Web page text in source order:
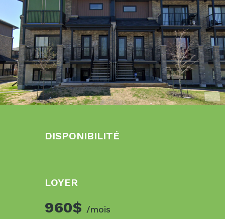
DISPONIBILITÉ
LOYER
960$ /mois